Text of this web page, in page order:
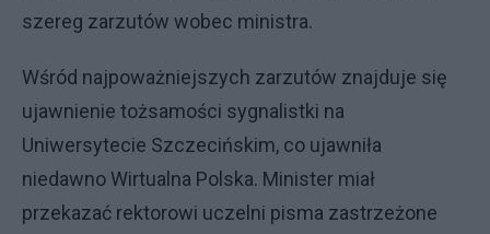
szereg zarzutów wobec ministra.
Wśród najpoważniejszych zarzutów znajduje się
ujawnienie tożsamości sygnalistki na
Uniwersytecie Szczecińskim, co ujawniła
niedawno Wirtualna Polska. Minister miał
przekazać rektorowi uczelni pisma zastrzeżone